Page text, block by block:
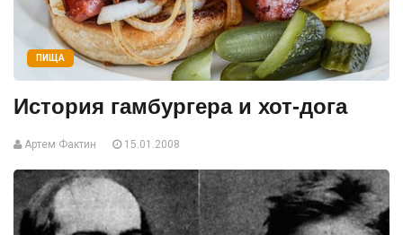
ПИЩА
История гамбургера и хот-дога
Артем Фактин 15.01.2008